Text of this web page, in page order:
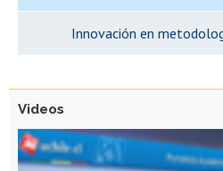
Innovación en
Videos